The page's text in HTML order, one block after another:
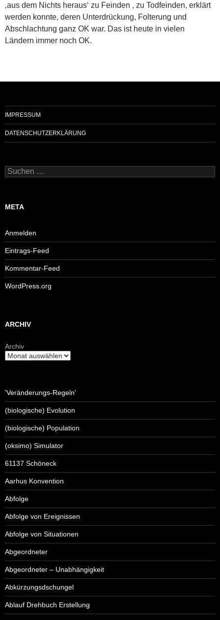
‚aus dem Nichts heraus‘ zu Feinden , zu Todfeinden, erklärt
werden konnte, deren Unterdrückung, Folterung und
Abschlachtung ganz OK war. Das ist heute in vielen
Ländern immer noch OK.
IMPRESSUM
DATENSCHUTZERKLÄRUNG
Suchen
nach:
META
Anmelden
Eintrags-Feed
Kommentar-Feed
WordPress.org
ARCHIV
Archiv
'Veränderungs-Regeln'
(biologische) Evolution
(biologische) Population
(oksimo) Simulator
61137 Schöneck
Aarhus Konvention
Abfolge
Abfolge von Ereignissen
Abfolge von Situationen
Abgeordneter
Abgeordneter – Unabhängigkeit
Abkürzungsdschungel
Ablauf Drehbuch Erstellung